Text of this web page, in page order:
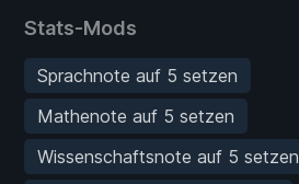
Stats-Mods
Sprachnote auf 5 setzen
Mathenote auf 5 setzen
Wissenschaftsnote auf 5 setzen